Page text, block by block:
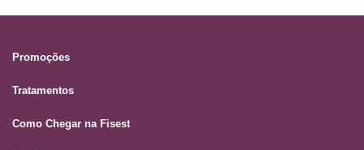
Promoções
Tratamentos
Como Chegar na Fisest